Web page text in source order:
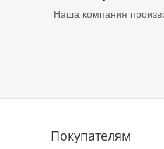
Наша компания
Покупателям